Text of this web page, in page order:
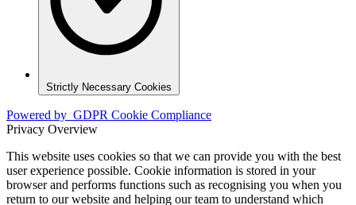
Strictly Necessary Cookies
Powered by GDPR Cookie Compliance
Privacy Overview
This website uses cookies so that we can provide you with the best
user experience possible. Cookie information is stored in your
browser and performs functions such as recognising you when you
return to our website and helping our team to understand which